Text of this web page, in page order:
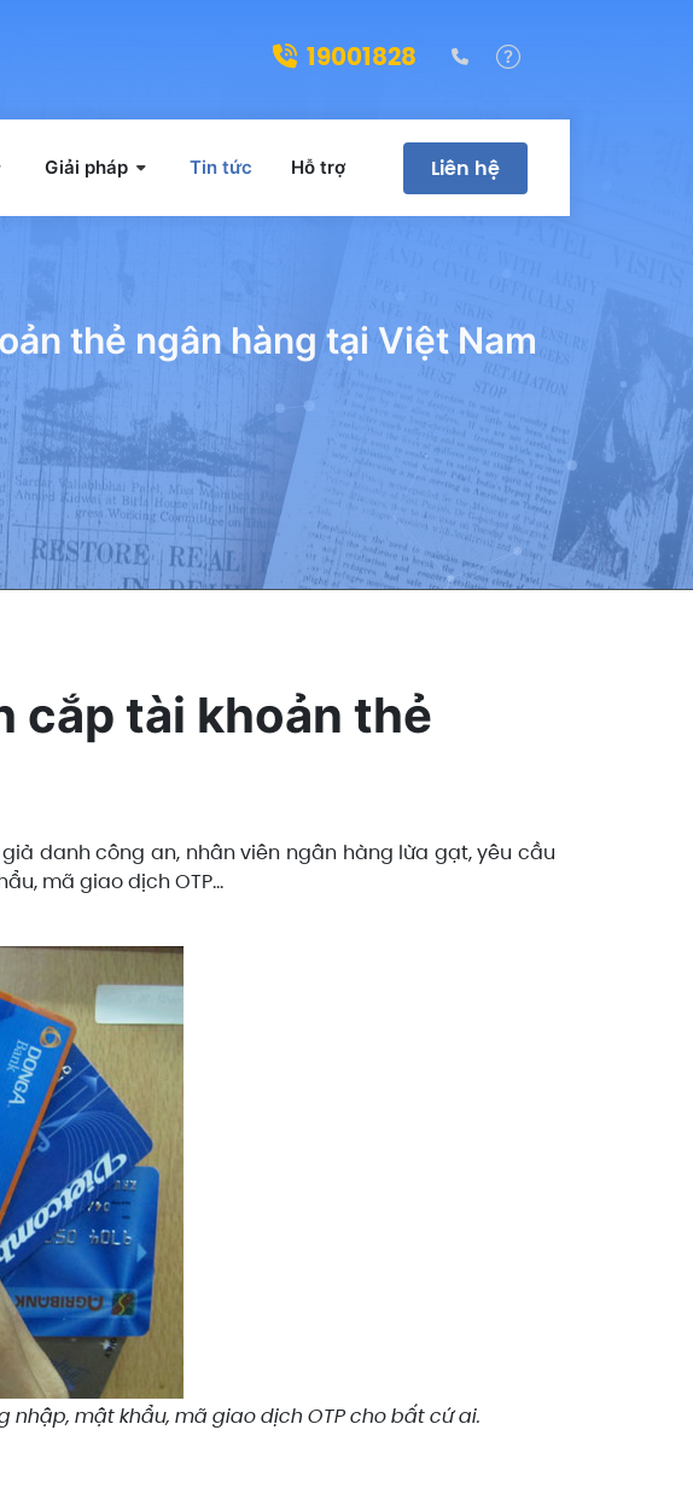
19001828 (028)39322188
Liên hệ
Giải pháp Tin tức Hỗ trợ
thẻ ngân hàng tại Việt Nam
cắp tài khoản thẻ
danh công an, nhân viên ngân hàng lừa gạt, yêu cầu
mã giao dịch OTP…
mật khẩu, mã giao dịch OTP cho bất cứ ai.